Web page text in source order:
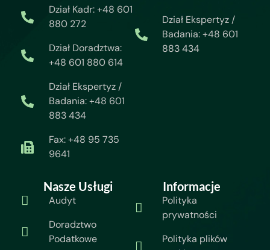
Dział Kadr: +48 601
880 272
Dział Doradztwa:
+48 601 880 614
Dział Ekspertyz /
Badania: +48 601
883 434
Fax: +48 95 735
9641
Dział Ekspertyz /
Badania: +48 601
883 434
Nasze Usługi
Audyt
Doradztwo
Podatkowe
Informacje
Polityka
prywatności
Polityka plików